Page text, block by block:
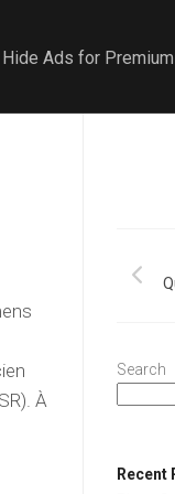
Hide Ads for
À
Search
Recent